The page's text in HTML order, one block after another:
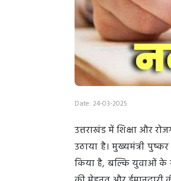
Date: 24-03-2025
उत्तराखंड में शिक्षा और
उठाया है। मुख्यमंत्री
किया है, बल्कि युवाओं के